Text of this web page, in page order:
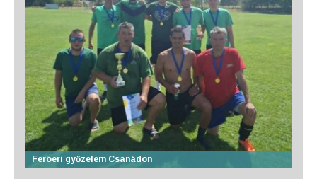
Feröeri győzelem Csanádon